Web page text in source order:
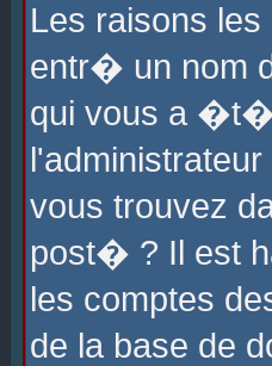
Les raisons
entr� un nom
qui vous a
vous trouvez
post� ? Il est
les comptes
de la base de